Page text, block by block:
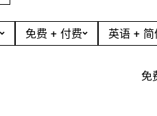
免费 + 付费 英语 +
免